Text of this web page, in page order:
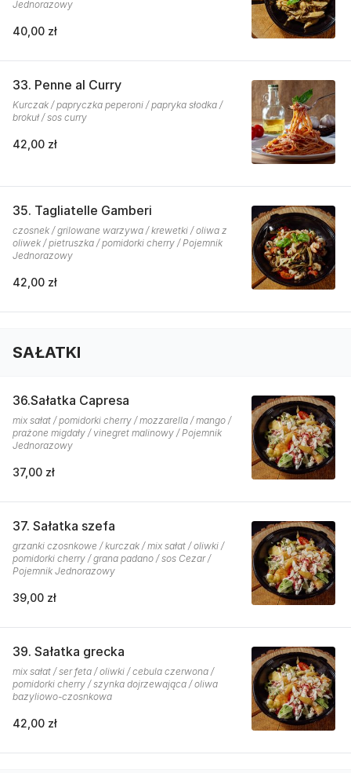
Jednorazowy
40,00 zł
33. Penne al Curry
Kurczak / papryczka peperoni / papryka słodka /
brokuł / sos curry
42,00 zł
35. Tagliatelle Gamberi
czosnek / grilowane warzywa / krewetki / oliwa z
oliwek / pietruszka / pomidorki cherry / Pojemnik
Jednorazowy
42,00 zł
SAŁATKI
36.Sałatka Capresa
mix sałat / pomidorki cherry / mozzarella / mango /
prażone migdały / vinegret malinowy / Pojemnik
Jednorazowy
37,00 zł
37. Sałatka szefa
grzanki czosnkowe / kurczak / mix sałat / oliwki /
pomidorki cherry / grana padano / sos Cezar /
Pojemnik Jednorazowy
39,00 zł
39. Sałatka grecka
mix sałat / ser feta / oliwki / cebula czerwona /
pomidorki cherry / szynka dojrzewająca / oliwa
bazyliowo-czosnkowa
42,00 zł